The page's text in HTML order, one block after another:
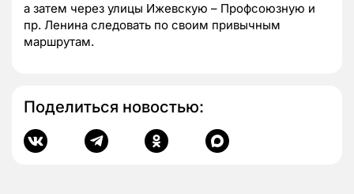
а затем через улицы Ижевскую – Профсоюзную и
пр. Ленина следовать по своим привычным
маршрутам.
Поделиться новостью: